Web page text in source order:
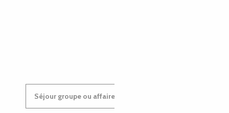
Séjour groupe ou affaires : contactez-nous !